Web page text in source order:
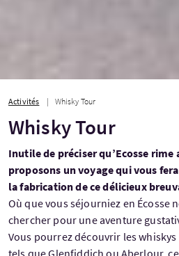
Activités Whisky Tour
Whisky Tour
Inutile de préciser qu’Ecosse rime
proposons un voyage qui vous
la fabrication de ce délicieux
Où que vous séjourniez en Écosse
chercher pour une aventure
Vous pourrez découvrir les whiskys
tels que Glenfiddich ou Aberlour,